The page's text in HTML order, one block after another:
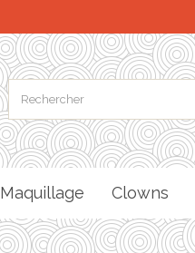
Maquillage Clowns